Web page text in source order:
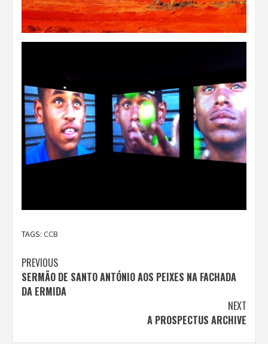
TAGS: CCB
Continue
Reading
PREVIOUS
SERMÃO DE SANTO ANTÓNIO AOS PEIXES NA FACHADA
DA ERMIDA
NEXT
A PROSPECTUS ARCHIVE